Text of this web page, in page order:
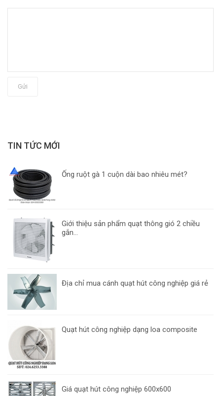
Gửi
TIN TỨC MỚI
Ống ruột gà 1 cuộn dài bao nhiêu mét?
Giới thiệu sản phẩm quạt thông gió 2 chiều
gắn...
Địa chỉ mua cánh quạt hút công nghiệp giá rẻ
Quạt hút công nghiệp dạng loa composite
Giá quạt hút công nghiệp 600x600